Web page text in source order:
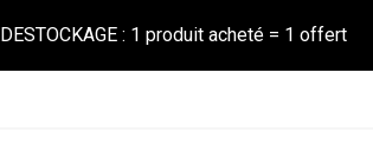
DESTOCKAGE : 1 produit acheté = 1 offert